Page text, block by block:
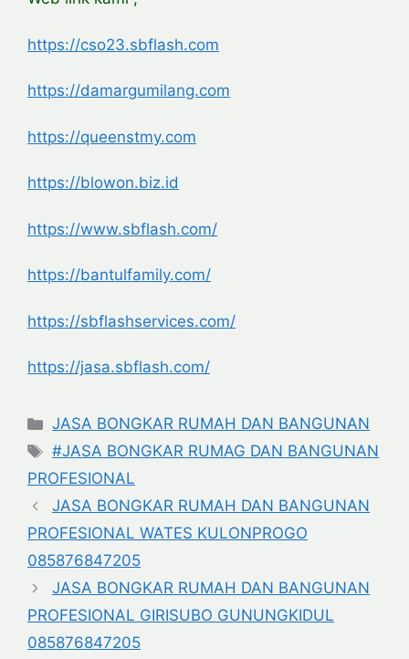
https://cso23.sbflash.com
https://damargumilang.com
https://queenstmy.com
https://blowon.biz.id
https://www.sbflash.com/
https://bantulfamily.com/
https://sbflashservices.com/
https://jasa.sbflash.com/
Categories
JASA BONGKAR RUMAH DAN BANGUNAN
Tags
#JASA BONGKAR RUMAG DAN BANGUNAN
PROFESIONAL
JASA BONGKAR RUMAH DAN BANGUNAN
PROFESIONAL WATES KULONPROGO
085876847205
JASA BONGKAR RUMAH DAN BANGUNAN
PROFESIONAL GIRISUBO GUNUNGKIDUL
085876847205